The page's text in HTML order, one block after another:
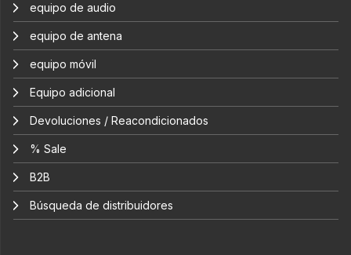
equipo de audio
equipo de antena
equipo móvil
Equipo adicional
Devoluciones / Reacondicionados
% Sale
B2B
Búsqueda de distribuidores